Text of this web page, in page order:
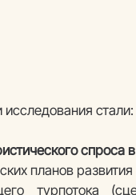
стали:
спроса
планов
турпотока